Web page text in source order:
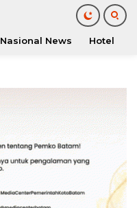
Nasional News Hotel